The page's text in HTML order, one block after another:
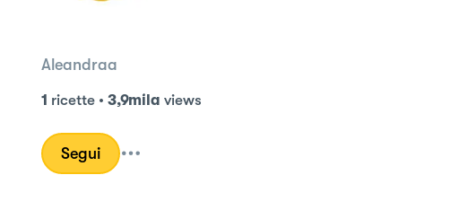
Aleandraa
1 ricette• 3,9mila views
Segui